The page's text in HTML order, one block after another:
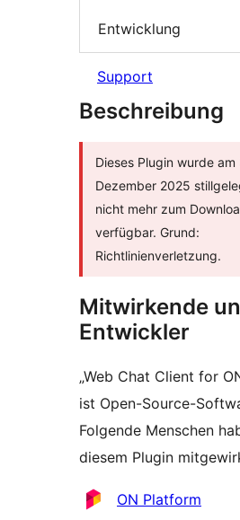
Entwicklung
Support
Beschreibung
Dieses Plugin wurde am
Dezember 2025
nicht mehr zum
verfügbar. Grund:
Richtlinienverletzung.
Mitwirkende
Entwickler
„Web Chat Client for
ist Open-Source-
Folgende Menschen
diesem Plugin
Mitwirkende
ON Platform